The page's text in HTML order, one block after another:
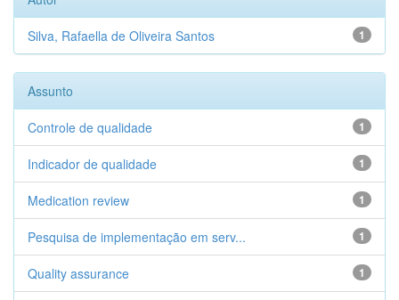
1
Silva, Rafaella de Oliveira Santos
Assunto
1
Controle de qualidade
1
Indicador de qualidade
1
Medication review
1
Pesquisa de implementação em serv...
1
Quality assurance